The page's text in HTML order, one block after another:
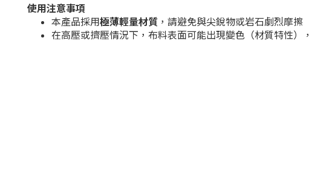
使用注意事項
本產品採用極薄輕量材質 ，請避免與尖銳物或岩石劇烈摩擦
在高壓或擠壓情況下，布料表面可能出現變色（材質特性），